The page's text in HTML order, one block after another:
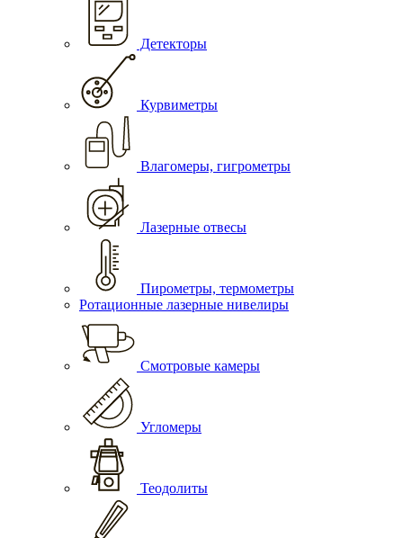
Детекторы
Курвиметры
Влагомеры, гигрометры
Лазерные отвесы
Пирометры, термометры
Ротационные лазерные нивелиры
Смотровые камеры
Угломеры
Теодолиты